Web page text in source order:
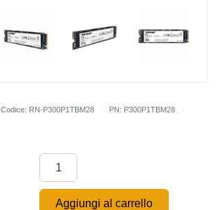
Codice: RN-P300P1TBM28
PN: P300P1TBM28
Aggiungi al carrello